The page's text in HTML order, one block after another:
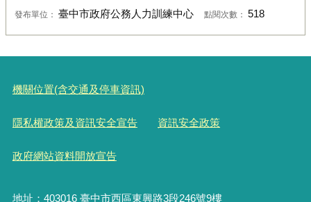
發布單位： 臺中市政府公務人力訓練中心 點閱次數： 518
機關位置(含交通及停車資訊)
隱私權政策及資訊安全宣告 資訊安全政策
政府網站資料開放宣告
地址：403016 臺中市西區東興路3段246號9樓